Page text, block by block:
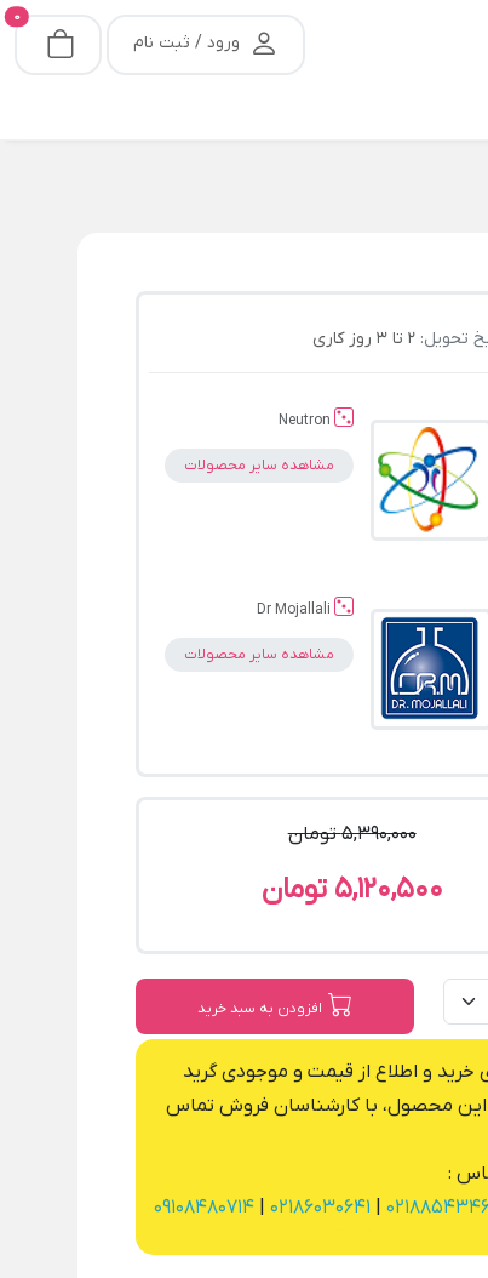
ورود / ثبت نام
0
تحویل: 2 تا 3 روز کاری
Neutron
مشاهده سایر محصولات
Dr Mojallali
مشاهده سایر محصولات
5,390,000 تومان
5,120,500 تومان
افزودن به سبد خرید
خرید و اطلاع از قیمت و موجودی گرید
محصول، با کارشناسان فروش تماس
:
02186030641
09108480714